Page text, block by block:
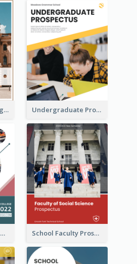
International College Prospectus Undergraduate Prospectus
Creative School Of Media Prospectus School Faculty Prospectus